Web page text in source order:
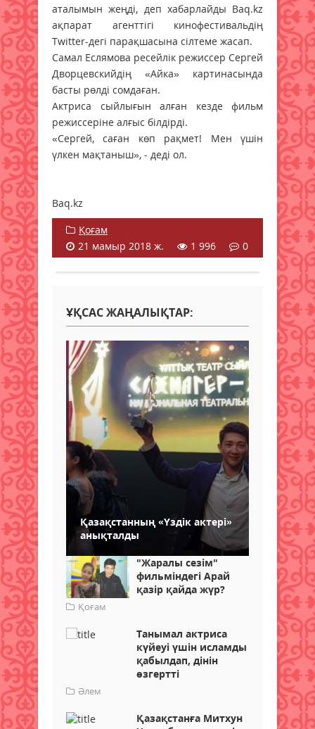
аталымын жеңді, деп хабарлайды Вaq.kz
ақпарат агенттігі кинофестивальдің
Twitter-дегі парақшасына сілтеме жасап.
Самал Еслямова ресейлік режиссер Сергей
Дворцевскийдің «Айка» картинасында
басты рөлді сомдаған.
Актриса сыйлығын алған кезде фильм
режиссеріне алғыс білдірді.
«Сергей, саған көп рақмет! Мен үшін
үлкен мақтаныш», - деді ол.
Baq.kz
Қоғам
21 мамыр 2018 ж.
1 996 0
ҰҚСАС ЖАҢАЛЫҚТАР:
Қазақстанның «Үздік актері»
анықталды
"Жаралы сезім"
фильміндегі Арай
қазір қайда жүр?
Қоғам
Танымал актриса
күйеуі үшін исламды
қабылдап, дінін
өзгертті
Әлем
Қазақстанға Митхун